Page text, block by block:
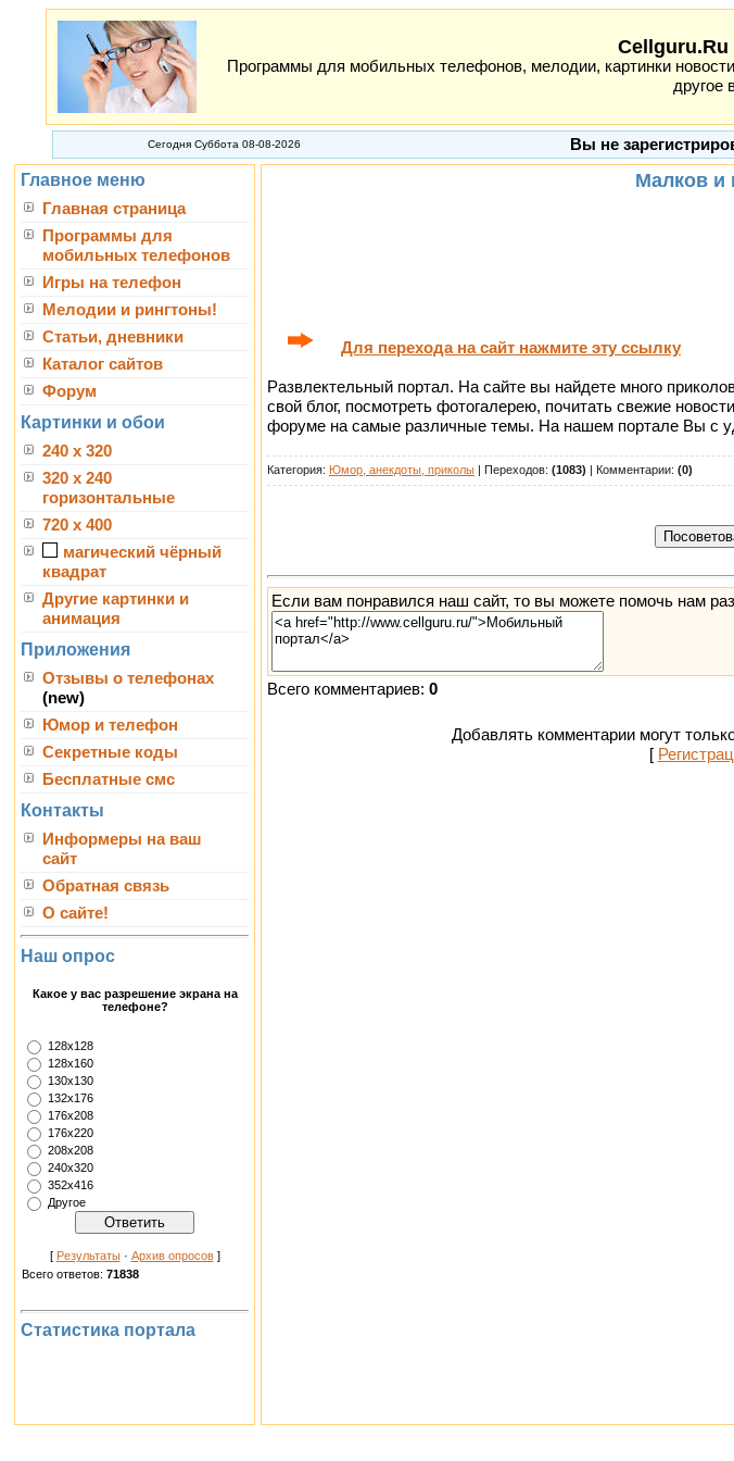
Программы для мобильных телефонов, мелодии, картинки
другое
Сегодня Суббота 08-08-2026 Вы не
Главное меню
Главная страница
Программы для
мобильных телефонов
Игры на телефон
Мелодии и рингтоны!
Статьи, дневники
Каталог сайтов
Форум
Картинки и обои
240 x 320
320 x 240
горизонтальные
720 x 400
магический чёрный
квадрат
Другие картинки и
анимация
Приложения
Отзывы о телефонах
(new)
Юмор и телефон
Секретные коды
Бесплатные смс
Контакты
Информеры на ваш
сайт
Обратная связь
О сайте!
Наш опрос
Какое у вас разрешение экрана на
телефоне?
128х128
128х160
130х130
132х176
176х208
176х220
208х208
240х320
352х416
Другое
[ Результаты· Архив опросов]
Всего ответов: 71838
Статистика портала
Малков и
Для перехода на сайт нажмите эту ссылку
Развлектельный портал. На сайте вы найдете много
свой блог, посмотреть фотогалерею, почитать свежие
форуме на самые различные темы. На нашем портале Вы с
Категория: Юмор, анекдоты, приколы | Переходов: (1083) | Комментарии: (0)
Если вам понравился наш сайт, то вы можете помочь нам
Всего комментариев: 0
Добавлять комментарии могут
[